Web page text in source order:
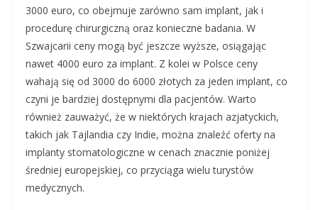
3000 euro, co obejmuje zarówno sam implant, jak i
procedurę chirurgiczną oraz konieczne badania. W
Szwajcarii ceny mogą być jeszcze wyższe, osiągając
nawet 4000 euro za implant. Z kolei w Polsce ceny
wahają się od 3000 do 6000 złotych za jeden implant, co
czyni je bardziej dostępnymi dla pacjentów. Warto
również zauważyć, że w niektórych krajach azjatyckich,
takich jak Tajlandia czy Indie, można znaleźć oferty na
implanty stomatologiczne w cenach znacznie poniżej
średniej europejskiej, co przyciąga wielu turystów
medycznych.